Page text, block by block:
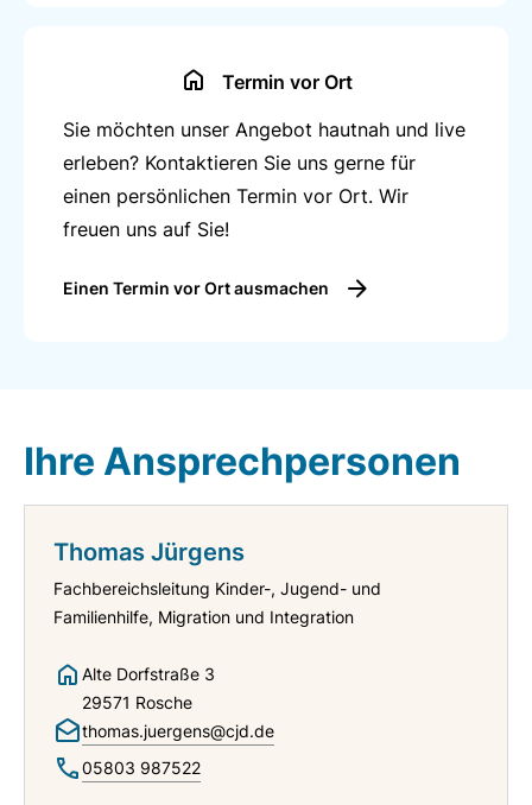
Termin vor Ort
Sie möchten unser Angebot hautnah und live
erleben? Kontaktieren Sie uns gerne für
einen persönlichen Termin vor Ort. Wir
freuen uns auf Sie!
Einen Termin vor Ort ausmachen
Ihre Ansprechpersonen
Thomas Jürgens
Fachbereichsleitung Kinder-, Jugend- und
Familienhilfe, Migration und Integration
Alte Dorfstraße 3
29571 Rosche
thomas.juergens@cjd.de
05803 987522